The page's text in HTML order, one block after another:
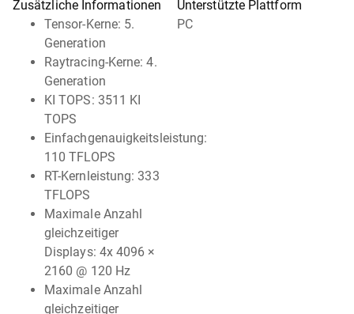
Zusätzliche Informationen
Tensor-Kerne: 5.
Generation
Raytracing-Kerne: 4.
Generation
KI TOPS: 3511 KI
TOPS
Einfachgenauigkeitsleistung:
110 TFLOPS
RT-Kernleistung: 333
TFLOPS
Maximale Anzahl
gleichzeitiger
Displays: 4x 4096 ×
2160 @ 120 Hz
Maximale Anzahl
gleichzeitiger
Unterstützte Plattform
PC